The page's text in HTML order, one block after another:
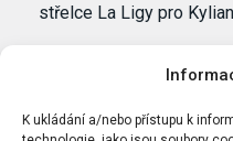
K ukládání a/nebo přístupu k
střelce La Ligy pro